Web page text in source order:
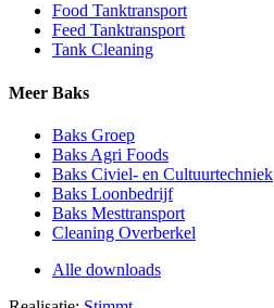
Food Tanktransport
Feed Tanktransport
Tank Cleaning
Meer Baks
Baks Groep
Baks Agri Foods
Baks Civiel- en Cultuurtechniek
Baks Loonbedrijf
Baks Mesttransport
Cleaning Overberkel
Alle downloads